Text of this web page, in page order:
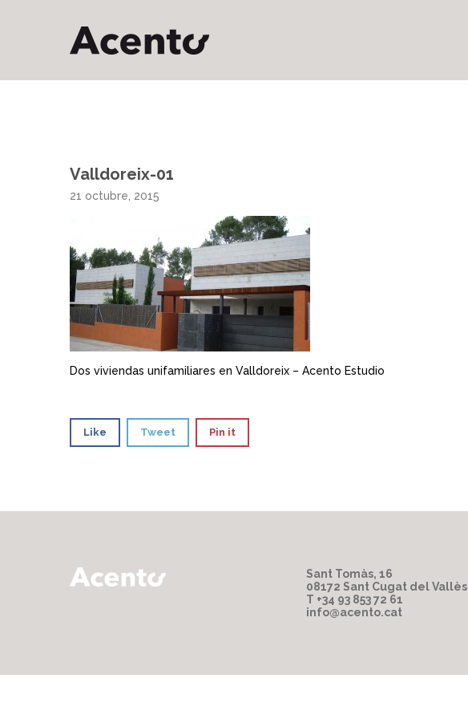
Valldoreix-01
21 octubre, 2015
Dos viviendas unifamiliares en Valldoreix – Acento Estudio
Like Tweet Pin it
Sant Tomàs, 16
08172 Sant Cugat del Vallès
T +34 93 853 72 61
info@acento.cat